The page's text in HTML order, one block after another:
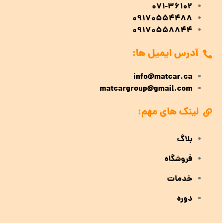
071-36102
09170554488
09170558844
آدرس ایمیل ها:
info@matcar.ca
matcargroup@gmail.com
لینک های مهم:
بلاگ
فروشگاه
خدمات
دوره